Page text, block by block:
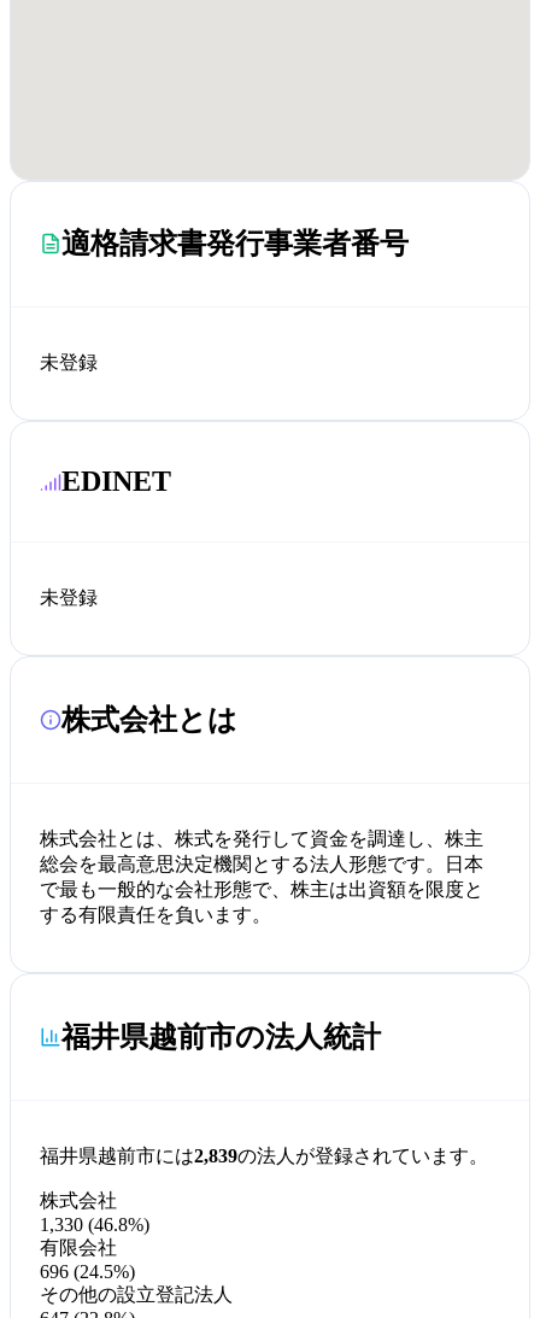
適格請求書発行事業者番号
未登録
EDINET
未登録
株式会社とは
株式会社とは、株式を発行して資金を調達し、株主
総会を最高意思決定機関とする法人形態です。日本
で最も一般的な会社形態で、株主は出資額を限度と
する有限責任を負います。
福井県越前市の法人統計
福井県越前市には2,839の法人が登録されています。
株式会社
1,330 (46.8%)
有限会社
696 (24.5%)
その他の設立登記法人